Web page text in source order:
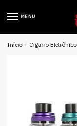
MENU
Início / Cigarro Eletrônico